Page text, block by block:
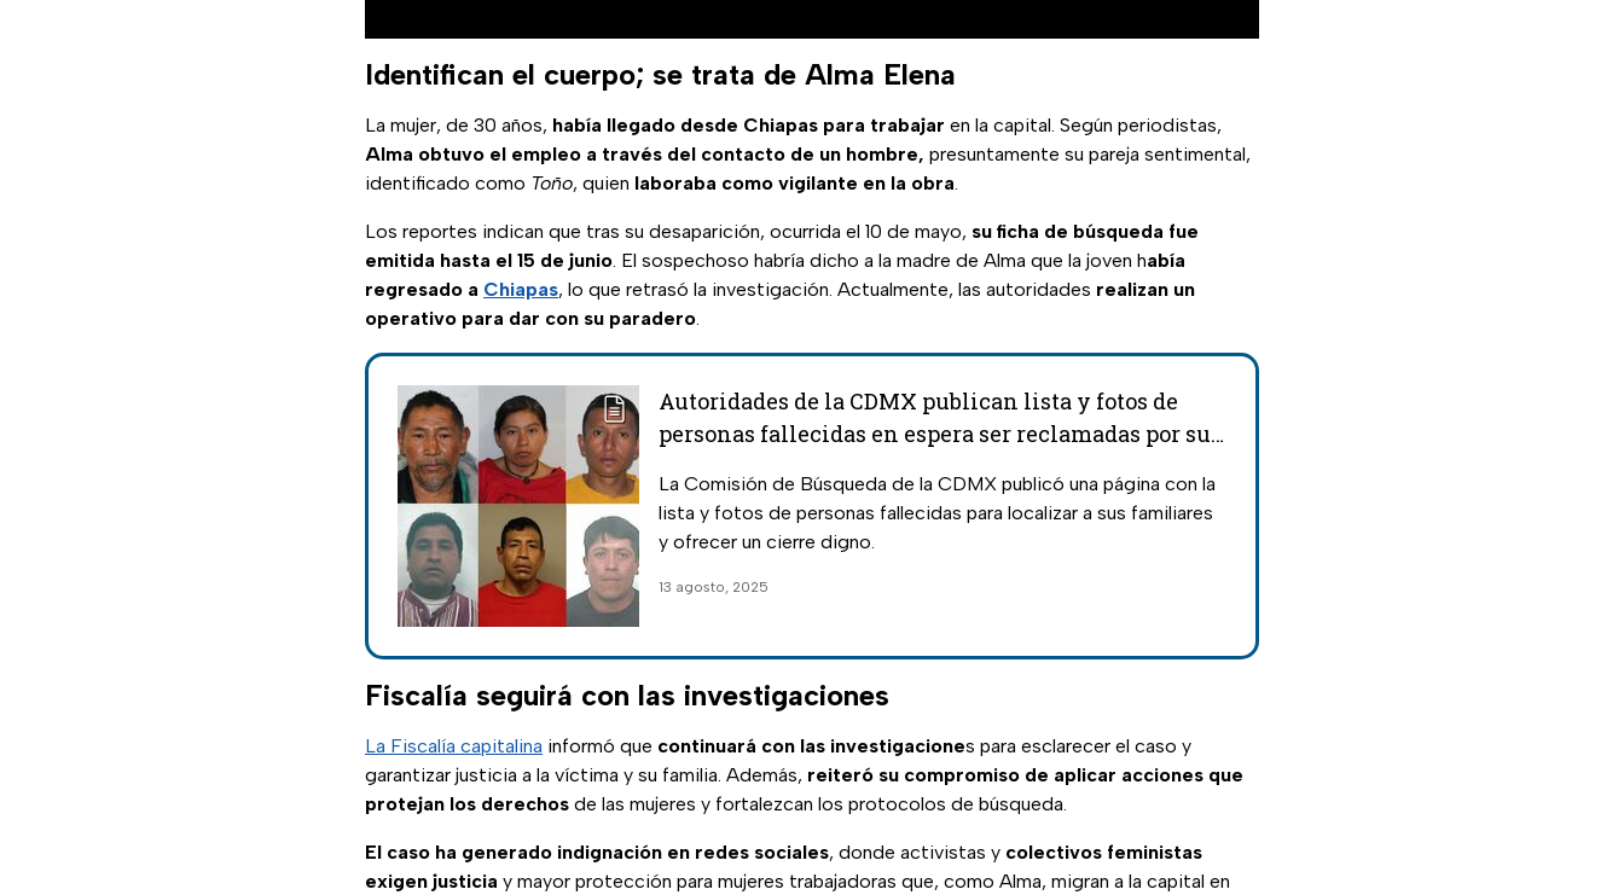
Identifican el cuerpo; se trata de Alma Elena
La mujer, de 30 años, había llegado desde Chiapas para trabajar en la capital. Según periodistas,
Alma obtuvo el empleo a través del contacto de un hombre, presuntamente su pareja sentimental,
identificado como Toño, quien laboraba como vigilante en la obra.
Los reportes indican que tras su desaparición, ocurrida el 10 de mayo, su ficha de búsqueda fue
emitida hasta el 15 de junio. El sospechoso habría dicho a la madre de Alma que la joven había
regresado a Chiapas, lo que retrasó la investigación. Actualmente, las autoridades realizan un
operativo para dar con su paradero.
Autoridades de la CDMX publican lista y fotos de
personas fallecidas en espera ser reclamadas por sus
La Comisión de Búsqueda de la CDMX publicó una página con la
lista y fotos de personas fallecidas para localizar a sus familiares
y ofrecer un cierre digno.
13 agosto, 2025
Fiscalía seguirá con las investigaciones
La Fiscalía capitalina informó que continuará con las investigaciones para esclarecer el caso y
garantizar justicia a la víctima y su familia. Además, reiteró su compromiso de aplicar acciones que
protejan los derechos de las mujeres y fortalezcan los protocolos de búsqueda.
El caso ha generado indignación en redes sociales, donde activistas y colectivos feministas
exigen justicia y mayor protección para mujeres trabajadoras que, como Alma, migran a la capital en